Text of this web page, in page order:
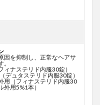
因を抑制し、正常なヘアサ
ィナステリド内服30錠）
デュタステリド内服30錠）
用（フィナステリド内服30
外用5%1本）